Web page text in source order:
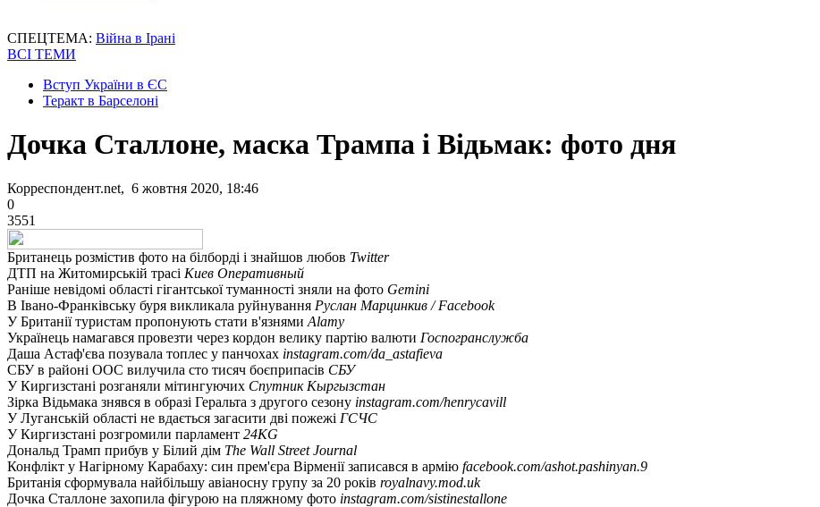
СПЕЦТЕМА: Війна в Ірані
ВСІ ТЕМИ
Вступ України в ЄС
Теракт в Барселоні
Дочка Сталлоне, маска Трампа і Відьмак: фото дня
Корреспондент.net, 6 жовтня 2020, 18:46
0
3551
Британець розмістив фото на білборді і знайшов любов Twitter
ДТП на Житомирській трасі Киев Оперативный
Раніше невідомі області гігантської туманності зняли на фото Gemini
В Івано-Франківську буря викликала руйнування Руслан Марцинкив / Facebook
У Британії туристам пропонують стати в'язнями Alamy
Українець намагався провезти через кордон велику партію валюти Госпогранслужба
Даша Астаф'єва позувала топлес у панчохах instagram.com/da_astafieva
СБУ в районі ООС вилучила сто тисяч боєприпасів СБУ
У Киргизстані розганяли мітингуючих Спутник Кыргызстан
Зірка Відьмака знявся в образі Геральта з другого сезону instagram.com/henrycavill
У Луганській області не вдається загасити дві пожежі ГСЧС
У Киргизстані розгромили парламент 24KG
Дональд Трамп прибув у Білий дім The Wall Street Journal
Конфлікт у Нагірному Карабаху: син прем'єра Вірменії записався в армію facebook.com/ashot.pashinyan.9
Британія сформувала найбільшу авіаносну групу за 20 років royalnavy.mod.uk
Дочка Сталлоне захопила фігурою на пляжному фото instagram.com/sistinestallone